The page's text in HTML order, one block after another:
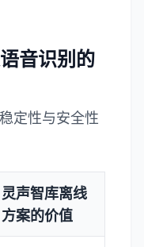
音识别的
定性与安全性
灵声智库离线
方案的价值